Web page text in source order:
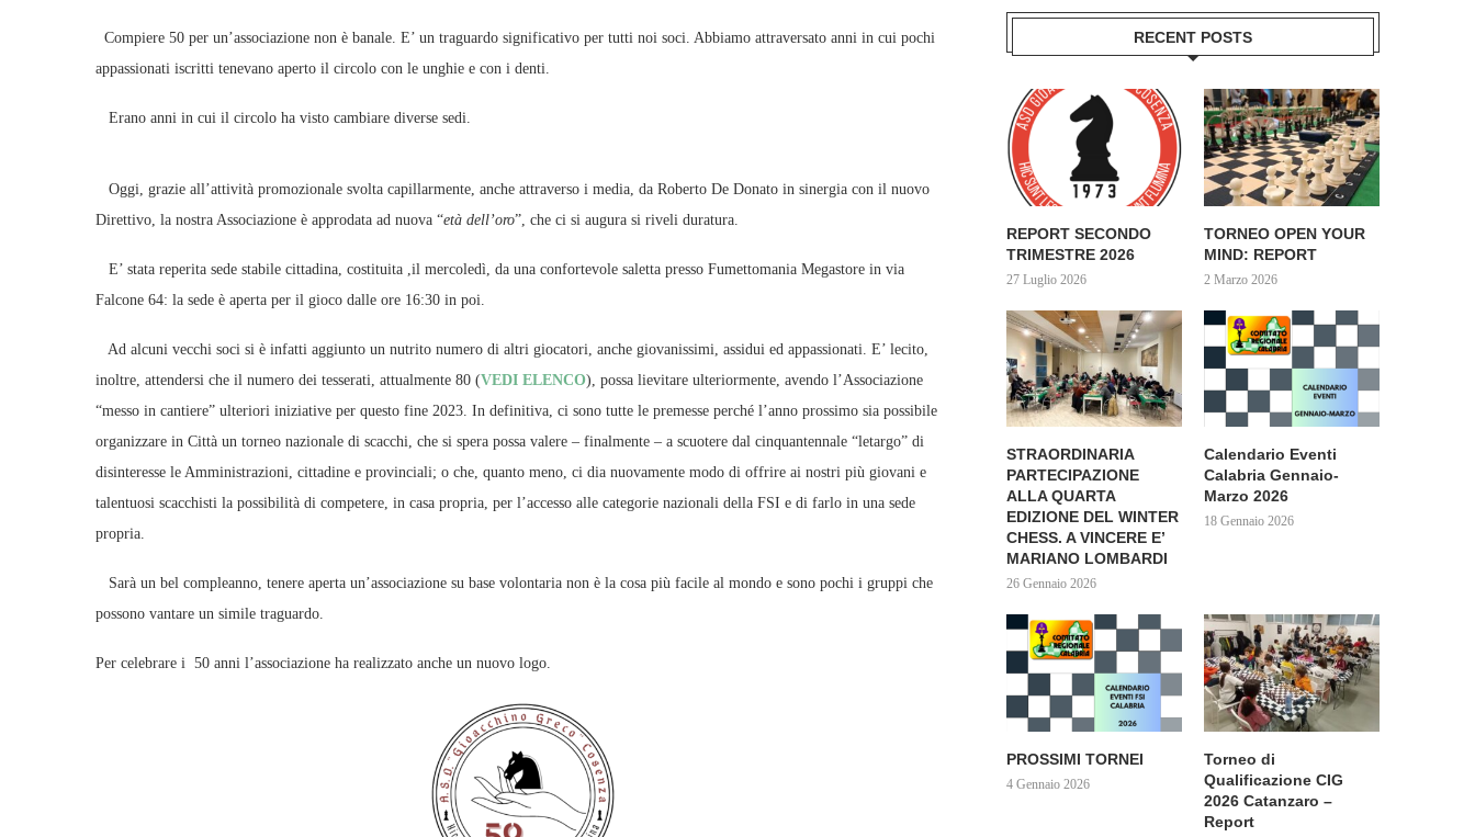
Compiere 50 per un’associazione non è banale. E’ un traguardo significativo per tutti noi soci. Abbiamo attraversato anni in cui pochi
appassionati iscritti tenevano aperto il circolo con le unghie e con i denti.
Erano anni in cui il circolo ha visto cambiare diverse sedi.
Oggi, grazie all’attività promozionale svolta capillarmente, anche attraverso i media, da Roberto De Donato in sinergia con il nuovo
Direttivo, la nostra Associazione è approdata ad nuova “età dell’oro”, che ci si augura si riveli duratura.
E’ stata reperita sede stabile cittadina, costituita ,il mercoledì, da una confortevole saletta presso Fumettomania Megastore in via
Falcone 64: la sede è aperta per il gioco dalle ore 16:30 in poi.
Ad alcuni vecchi soci si è infatti aggiunto un nutrito numero di altri giocatori, anche giovanissimi, assidui ed appassionati. E’ lecito,
inoltre, attendersi che il numero dei tesserati, attualmente 80 (VEDI ELENCO), possa lievitare ulteriormente, avendo l’Associazione
“messo in cantiere” ulteriori iniziative per questo fine 2023. In definitiva, ci sono tutte le premesse perché l’anno prossimo sia possibile
organizzare in Città un torneo nazionale di scacchi, che si spera possa valere – finalmente – a scuotere dal cinquantennale “letargo” di
disinteresse le Amministrazioni, cittadine e provinciali; o che, quanto meno, ci dia nuovamente modo di offrire ai nostri più giovani e
talentuosi scacchisti la possibilità di competere, in casa propria, per l’accesso alle categorie nazionali della FSI e di farlo in una sede
propria.
Sarà un bel compleanno, tenere aperta un’associazione su base volontaria non è la cosa più facile al mondo e sono pochi i gruppi che
possono vantare un simile traguardo.
Per celebrare i 50 anni l’associazione ha realizzato anche un nuovo logo.
RECENT POSTS
REPORT SECONDO
TRIMESTRE 2026
27 Luglio 2026
TORNEO OPEN YOUR
MIND: REPORT
2 Marzo 2026
STRAORDINARIA
PARTECIPAZIONE
ALLA QUARTA
EDIZIONE DEL WINTER
CHESS. A VINCERE E’
MARIANO LOMBARDI
26 Gennaio 2026
Calendario Eventi
Calabria Gennaio-
Marzo 2026
18 Gennaio 2026
PROSSIMI TORNEI
4 Gennaio 2026
Torneo di
Qualificazione CIG
2026 Catanzaro –
Report